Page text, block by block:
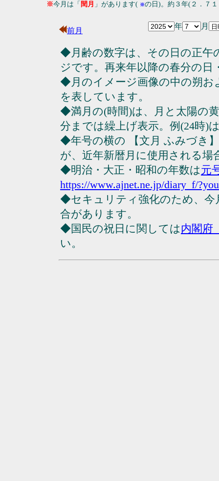
※今月は「 閏月 」があります( ※の日)。約３年(２．７
前月
年 月
◆月齢の数字は、その日の正午
ジです。再来年以降の春分の日
◆月のイメージ画像の中の朔
を表しています。
◆満月の(時間)は、月と太陽の
分までは繰上げ表示。例(24時)
◆年号の横の 【文月 ふみづき
が、近年新暦月に使用される場
◆明治・大正・昭和の年数は元
https://www.ajnet.ne.jp/diary_f/
◆セキュリティ強化のため、今
合があります。
◆国民の祝日に関しては内閣府
い。